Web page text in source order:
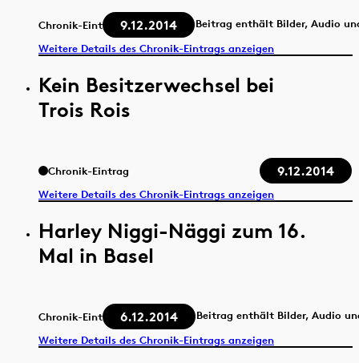
Chronik-Eintrag 9.12.2014
Beitrag enthält Bilder, Audio
Weitere Details des Chronik-Eintrags anzeigen
Kein Besitzerwechsel bei
Trois Rois
Chronik-Eintrag 9.12.2014
Weitere Details des Chronik-Eintrags anzeigen
Harley Niggi-Näggi zum 16.
Mal in Basel
Chronik-Eintrag 6.12.2014
Beitrag enthält Bilder, Audio
Weitere Details des Chronik-Eintrags anzeigen